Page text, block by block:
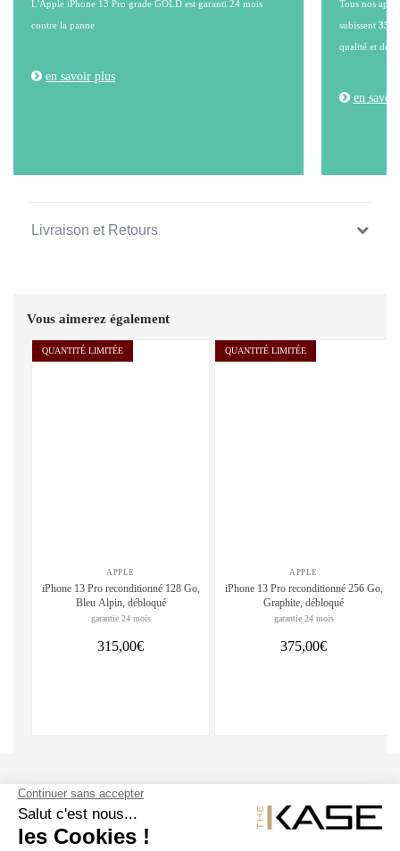
L'Apple iPhone 13 Pro grade GOLD est garanti 24 mois
contre la panne
en savoir plus
Tous nos
subissent 35
qualité et de
en
Livraison et Retours
Vous aimerez également
QUANTITÉ LIMITÉE
APPLE
iPhone 13 Pro reconditionné 128 Go,
Bleu Alpin, débloqué
garantie 24 mois
315,00€
QUANTITÉ LIMITÉE
APPLE
iPhone 13 Pro reconditionné 256 Go,
Graphite, débloqué
garantie 24 mois
375,00€